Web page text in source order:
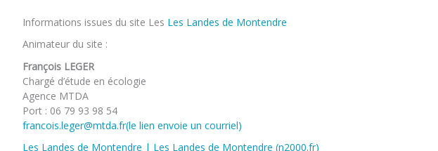
Informations issues du site Les Les Landes de Montendre
Animateur du site :
François LEGER
Chargé d’étude en écologie
Agence MTDA
Port : 06 79 93 98 54
francois.leger@mtda.fr(le lien envoie un courriel)
Les Landes de Montendre | Les Landes de Montendre (n2000.fr)